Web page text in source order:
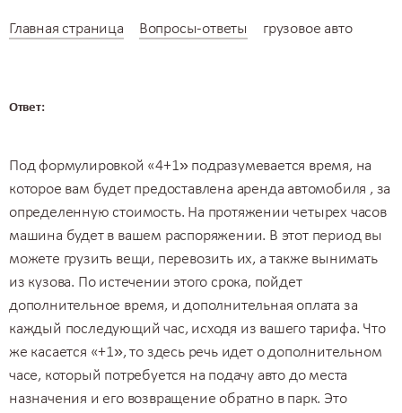
Главная страница Вопросы-ответы грузовое авто
Ответ:
Под формулировкой «4+1» подразумевается время, на
которое вам будет предоставлена аренда автомобиля , за
определенную стоимость. На протяжении четырех часов
машина будет в вашем распоряжении. В этот период вы
можете грузить вещи, перевозить их, а также вынимать
из кузова. По истечении этого срока, пойдет
дополнительное время, и дополнительная оплата за
каждый последующий час, исходя из вашего тарифа. Что
же касается «+1», то здесь речь идет о дополнительном
часе, который потребуется на подачу авто до места
назначения и его возвращение обратно в парк. Это